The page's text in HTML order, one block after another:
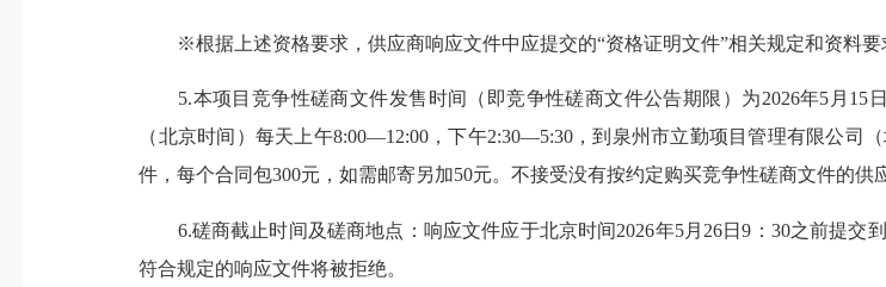
※根据上述资格要求，供应商响应文件中应提交的“资格证明文件”相关规定和资料要
5.本项目竞争性磋商文件发售时间（即竞争性磋商文件公告期限）为2026年5月15
（北京时间）每天上午8:00—12:00，下午2:30—5:30，到泉州市立勤项目管理有限公司
件，每个合同包300元，如需邮寄另加50元。不接受没有按约定购买竞争性磋商文件的供
6.磋商截止时间及磋商地点：响应文件应于北京时间2026年5月26日9：30之前提交
符合规定的响应文件将被拒绝。